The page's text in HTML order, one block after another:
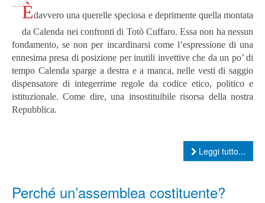
Èdavvero una querelle speciosa e deprimente quella montata
da Calenda nei confronti di Totò Cuffaro.Essa non ha nessun
fondamento, se non per incardinarsi come l’espressione di una
ennesima presa di posizione per inutili invettive che da un po’ di
tempo Calenda sparge a destra e a manca, nelle vesti di saggio
dispensatore di integerrime regole da codice etico, politico e
istituzionale.Come dire, una insostituibile risorsa della nostra
Repubblica.
Leggi tutto...
Perché un’assemblea costituente?